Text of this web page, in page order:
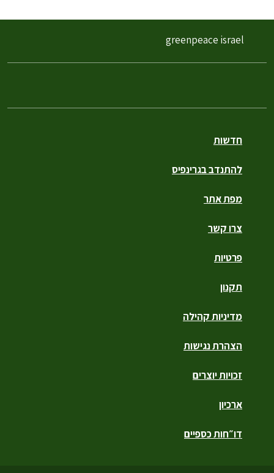
חדשות
להתנדב בגרינפיס
מפת אתר
צרו קשר
פרטיות
תקנון
מדיניות קהילה
הצהרת נגישות
זכויות יוצרים
ארכיון
דו״חות כספיים